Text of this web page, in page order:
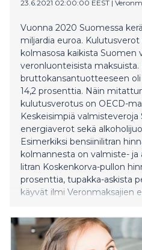
23.6.2021 02:00:00 EEST |
Vuonna 2020 Suomessa
miljardia euroa.
kolmasosa kaikista Suomen
veronluonteisista
bruttokansantuotteeseen oli
14,2 prosenttia. Näin
kulutusverotus on OECD-
Keskeisimpiä
energiaverot sekä
Esimerkiksi bensiinilitran
kolmannesta on valmiste- ja
litran Koskenkorva-pullon
prosenttia, tupakka-askista
käyvät ilmi Veronmaksajien
2021”. Selvityksessä on
Suomessa ja vertailtu sitä
Kulutusverojen osuus